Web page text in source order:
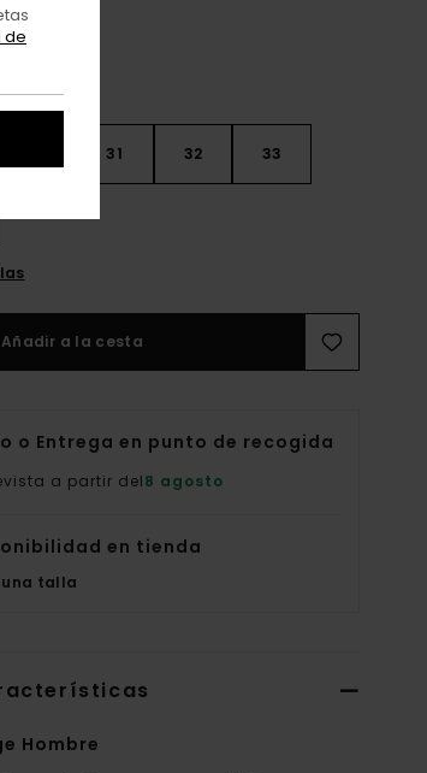
31 32 33
Añadir a la cesta
o Entrega en punto de recogida
a partir del8 agosto
en tienda
una talla
Hombre
de